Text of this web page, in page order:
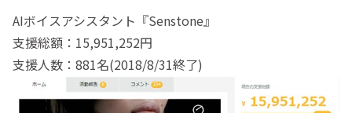
AIボイスアシスタント『Senstone』
支援総額：15,951,252円
支援人数：881名(2018/8/31終了)